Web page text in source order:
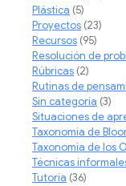
Plástica (5)
Proyectos (23)
Recursos (95)
Resolución de
Rúbricas (2)
Rutinas de
Sin categoría (3)
Situaciones de
Taxonomia de
Taxonomía de los
Técnicas
Tutoría (36)